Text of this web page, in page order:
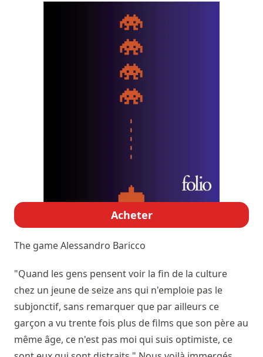
Acheter
The gameAlessandro Baricco
"Quand les gens pensent voir la fin de la culture
chez un jeune de seize ans qui n'emploie pas le
subjonctif, sans remarquer que par ailleurs ce
garçon a vu trente fois plus de films que son père au
même âge, ce n'est pas moi qui suis optimiste, ce